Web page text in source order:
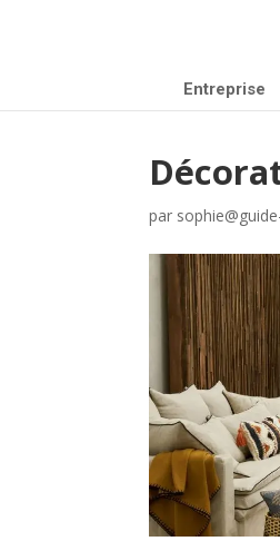
Entreprise
par